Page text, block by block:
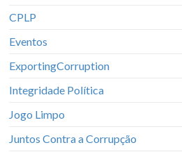
CPLP
Eventos
ExportingCorruption
Integridade Política
Jogo Limpo
Juntos Contra a Corrupção